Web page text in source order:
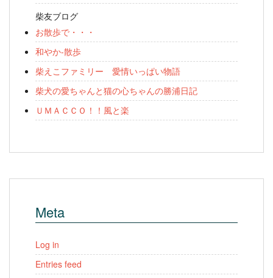
柴友ブログ
お散歩で・・・
和やか-散歩
柴えこファミリー 愛情いっぱい物語
柴犬の愛ちゃんと猫の心ちゃんの勝浦日記
ＵＭＡＣＣＯ！！風と楽
Meta
Log in
Entries feed